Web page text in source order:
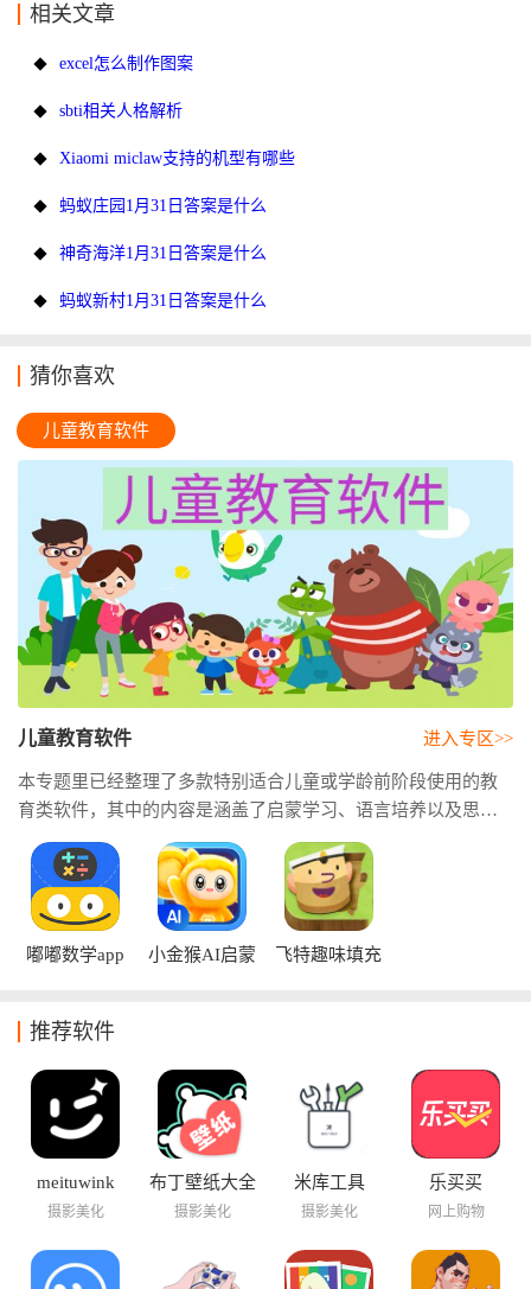
相关文章
excel怎么制作图案
sbti相关人格解析
Xiaomi miclaw支持的机型有哪些
蚂蚁庄园1月31日答案是什么
神奇海洋1月31日答案是什么
蚂蚁新村1月31日答案是什么
猜你喜欢
儿童教育软件
儿童教育软件
本专题里已经整理了多款特别适合儿童或学龄前阶段使用的教
育类软件，其中的内容是涵盖了启蒙学习、语言培养以及思维
训练等方面。这类应用通常都会结合了动画、儿歌、故事、互
动游戏等有趣的形式，将知识融入了这种趣味的场景中，让孩
子可以在轻松愉快的体验中学习到一些基础的知识和生活上的
常识。还有部分软件能够提供给用户英语启蒙、识字练习甚至
是逻辑思维训练的内容，有效帮助孩子全面发展自己的认知能
进入专区>>
嘟嘟数学app 小金猴AI启蒙 飞特趣味填充
推荐软件
meituwink
摄影美化
布丁壁纸大全
摄影美化
米库工具
摄影美化
乐买买
网上购物